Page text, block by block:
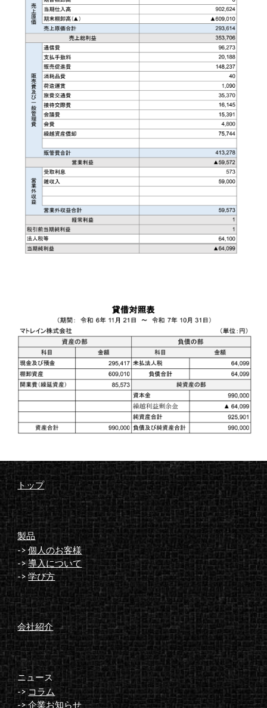
トップ
製品
->個人のお客様
->導入について
->学び方
会社紹介
ニュース
->コラム
->企業お知らせ